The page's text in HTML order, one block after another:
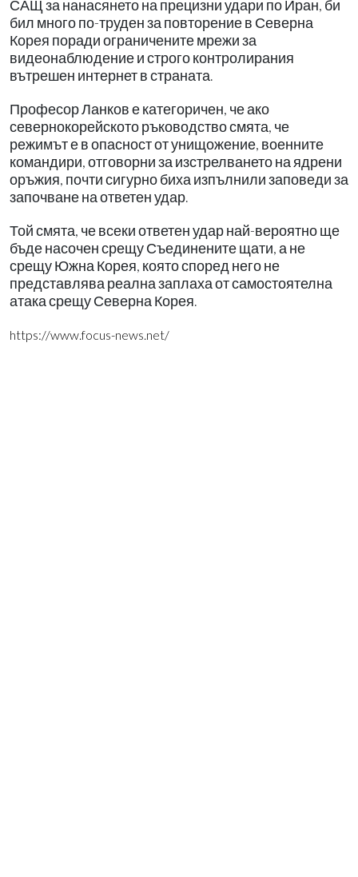
САЩ за нанасянето на прецизни удари по Иран, би
бил много по-труден за повторение в Северна
Корея поради ограничените мрежи за
видеонаблюдение и строго контролирания
вътрешен интернет в страната.
Професор Ланков е категоричен, че ако
севернокорейското ръководство смята, че
режимът е в опасност от унищожение, военните
командири, отговорни за изстрелването на ядрени
оръжия, почти сигурно биха изпълнили заповеди за
започване на ответен удар.
Той смята, че всеки ответен удар най-вероятно ще
бъде насочен срещу Съединените щати, а не
срещу Южна Корея, която според него не
представлява реална заплаха от самостоятелна
атака срещу Северна Корея.
https://www.focus-news.net/